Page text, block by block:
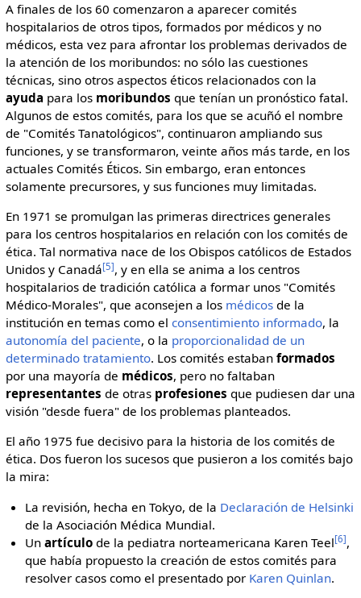
A finales de los 60 comenzaron a aparecer comités
hospitalarios de otros tipos, formados por médicos y no
médicos, esta vez para afrontar los problemas derivados de
la atención de los moribundos: no sólo las cuestiones
técnicas, sino otros aspectos éticos relacionados con la
ayuda para los moribundos que tenían un pronóstico fatal.
Algunos de estos comités, para los que se acuñó el nombre
de "Comités Tanatológicos", continuaron ampliando sus
funciones, y se transformaron, veinte años más tarde, en los
actuales Comités Éticos. Sin embargo, eran entonces
solamente precursores, y sus funciones muy limitadas.
En 1971 se promulgan las primeras directrices generales
para los centros hospitalarios en relación con los comités de
ética. Tal normativa nace de los Obispos católicos de Estados
Unidos y Canadá[5], y en ella se anima a los centros
hospitalarios de tradición católica a formar unos "Comités
Médico-Morales", que aconsejen a los médicosde la
institución en temas como el consentimiento informado, la
autonomía del paciente, o la proporcionalidad de un
determinado tratamiento. Los comités estaban formados
por una mayoría de médicos, pero no faltaban
representantes de otras profesiones que pudiesen dar una
visión "desde fuera" de los problemas planteados.
El año 1975 fue decisivo para la historia de los comités de
ética. Dos fueron los sucesos que pusieron a los comités bajo
la mira:
La revisión, hecha en Tokyo, de la Declaración de Helsinki
de la Asociación Médica Mundial.
Unartículo de la pediatra norteamericana Karen Teel[6],
que había propuesto la creación de estos comités para
resolver casos como el presentado por Karen Quinlan.